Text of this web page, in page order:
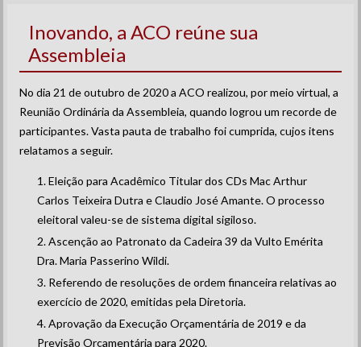
Inovando, a ACO reúne sua
Assembleia
No dia 21 de outubro de 2020 a ACO realizou, por meio virtual, a
Reunião Ordinária da Assembleia, quando logrou um recorde de
participantes. Vasta pauta de trabalho foi cumprida, cujos itens
relatamos a seguir.
Eleição para Acadêmico Titular dos CDs Mac Arthur
Carlos Teixeira Dutra e Claudio José Amante. O processo
eleitoral valeu-se de sistema digital sigiloso.
Ascenção ao Patronato da Cadeira 39 da Vulto Emérita
Dra. Maria Passerino Wildi.
Referendo de resoluções de ordem financeira relativas ao
exercício de 2020, emitidas pela Diretoria.
Aprovação da Execução Orçamentária de 2019 e da
Previsão Orçamentária para 2020.